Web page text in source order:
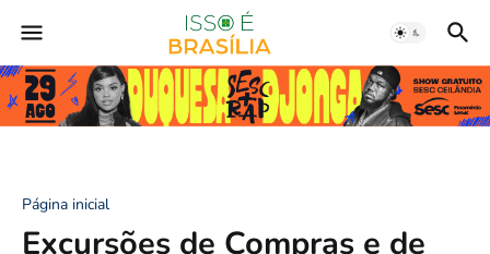
Página inicial
Excursões de Compras e de